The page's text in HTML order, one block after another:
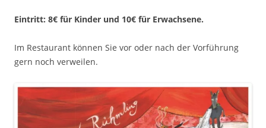
Eintritt: 8€ für Kinder und 10€ für Erwachsene.
Im Restaurant können Sie vor oder nach der Vorführung
gern noch verweilen.